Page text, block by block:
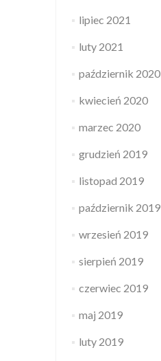
lipiec 2021
luty 2021
październik 2020
kwiecień 2020
marzec 2020
grudzień 2019
listopad 2019
październik 2019
wrzesień 2019
sierpień 2019
czerwiec 2019
maj 2019
luty 2019